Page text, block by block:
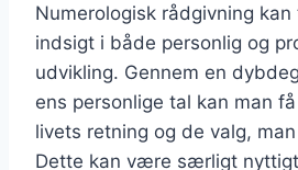
Numerologisk rådgivning
indsigt i både personlig og
udvikling. Gennem en
ens personlige tal kan man
livets retning og de valg,
Dette kan være særligt